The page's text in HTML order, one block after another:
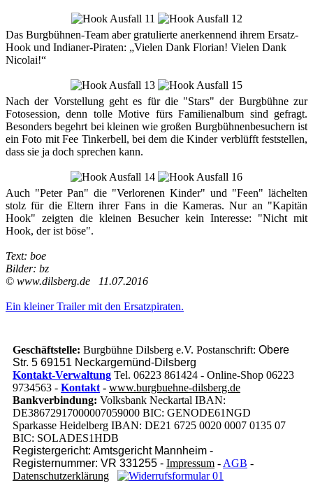
Das Burgbühnen-Team aber gratulierte anerkennend ihrem Ersatz-
Hook und Indianer-Piraten: „Vielen Dank Florian! Vielen Dank
Nicolai!“
Nach der Vorstellung geht es für die "Stars" der Burgbühne zur
Fotosession, denn tolle Motive fürs Familienalbum sind gefragt.
Besonders begehrt bei kleinen wie großen Burgbühnenbesuchern ist
ein Foto mit Fee Tinkerbell, bei dem die Kinder verblüfft feststellen,
dass sie ja doch sprechen kann.
Auch "Peter Pan" die "Verlorenen Kinder" und "Feen" lächelten
stolz für die Eltern ihrer Fans in die Kameras. Nur an "Kapitän
Hook" zeigten die kleinen Besucher kein Interesse: "Nicht mit
Hook, der ist böse".
Text: boe
Bilder: bz
© www.dilsberg.de 11.07.2016
Ein kleiner Trailer mit den Ersatzpiraten.
Geschäftstelle: Burgbühne Dilsberg e.V. Postanschrift: Obere
Str. 5 69151 Neckargemünd-Dilsberg
Kontakt-Verwaltung Tel. 06223 861424 - Online-Shop 06223
9734563 - Kontakt - www.burgbuehne-dilsberg.de
Bankverbindung: Volksbank Neckartal IBAN:
DE38672917000007059000 BIC: GENODE61NGD
Sparkasse Heidelberg IBAN: DE21 6725 0020 0007 0135 07
BIC: SOLADES1HDB
Registergericht: Amtsgericht Mannheim -
Registernummer: VR 331255 - Impressum - AGB -
Datenschutzerklärung